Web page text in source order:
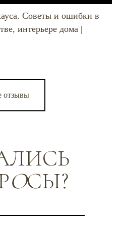
Советы и ошибки в
интерьере дома |
отзывы
ОСЫ?